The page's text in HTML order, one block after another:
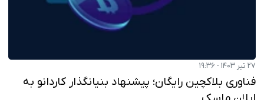
۲۷ تیر ۱۴۰۳ - ۱۹:۳۶
فناوری بلاکچین رایگان؛ پیشنهاد بنیانگذار کاردانو به